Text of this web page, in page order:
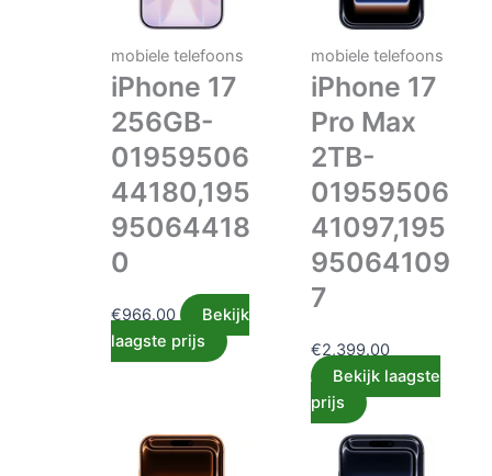
mobiele telefoons
iPhone 17
256GB-
01959506
44180,195
95064418
0
€966.00
Bekijk
laagste prijs
mobiele telefoons
iPhone 17
Pro Max
2TB-
01959506
41097,195
95064109
7
€2,399.00
Bekijk laagste
prijs